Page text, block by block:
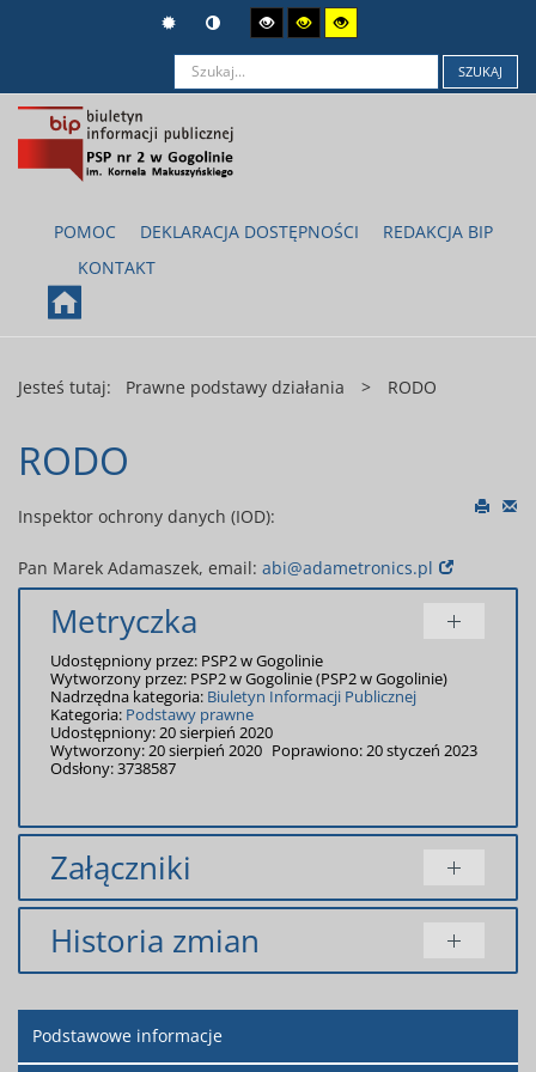
SZUKAJ
POMOC DEKLARACJA DOSTĘPNOŚCI
REDAKCJA BIP
KONTAKT
Jesteś tutaj: Prawne podstawy działania > RODO
RODO
Inspektor ochrony danych (IOD):
Pan Marek Adamaszek, email: abi@adametronics.pl
Metryczka
Udostępniony przez: PSP2 w Gogolinie
Wytworzony przez: PSP2 w Gogolinie(PSP2 w Gogolinie)
Nadrzędna kategoria: Biuletyn Informacji Publicznej
Kategoria: Podstawy prawne
Udostępniony: 20 sierpień 2020
Wytworzony: 20 sierpień 2020 Poprawiono: 20 styczeń 2023
Odsłony: 3738587
Załączniki
Tytuł Typ
uczniów
KB
Kochanowska
Uczniowie
doc
92.50
Renata
Historia zmian
Artykuł został
utworzony.
20 sierpień
Kochanowska
Podstawowe informacje